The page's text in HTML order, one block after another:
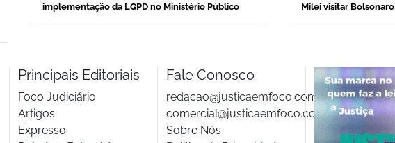
implementação da LGPD no Ministério Público
Milei visitar Bolsonaro
Principais Editoriais
Foco Judiciário
Artigos
Expresso
Fale Conosco
redacao@justicaemfoco.com.br
comercial@justicaemfoco.com.br
Sobre Nós